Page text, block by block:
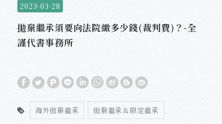
2023-03-28
拋棄繼承須要向法院繳多少錢(裁判費)？-全
謹代書事務所
海外拋棄繼承 拋棄繼承＆限定繼承